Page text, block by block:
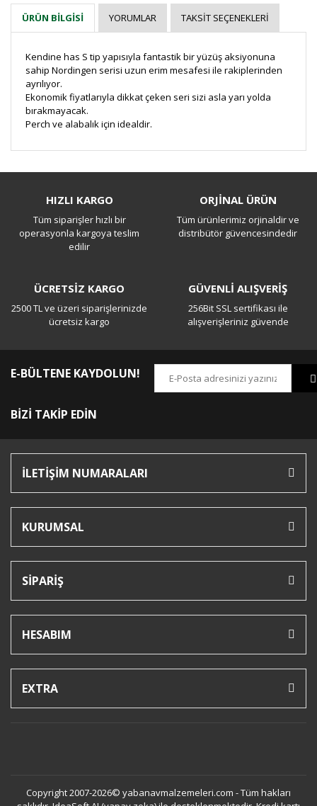
ÜRÜN BILGISI YORUMLAR TAKSIT SEÇENEKLERI
Kendine has S tip yapısıyla fantastik bir yüzüş aksiyonuna
sahip Nordingen serisi uzun erim mesafesi ile rakiplerinden
ayrılıyor.
Ekonomik fiyatlarıyla dikkat çeken seri sizi asla yarı yolda
bırakmayacak.
Perch ve alabalık için idealdir.
Yorum Yaz
HIZLI KARGO
Tüm siparişler hızlı bir
operasyonla kargoya teslim
edilir
ORJİNAL ÜRÜN
Tüm ürünlerimiz orjinaldir ve
distribütör güvencesindedir
ÜCRETSİZ KARGO
2500 TL ve üzeri siparişlerinizde
ücretsiz kargo
GÜVENLİ ALIŞVERİŞ
256Bit SSL sertifikası ile
alışverişleriniz güvende
E-BÜLTENE KAYDOLUN!
BİZİ TAKİP EDİN
İLETİŞİM NUMARALARI
KURUMSAL
SİPARİŞ
HESABIM
EXTRA
Copyright 2007-2026© yabanavmalzemeleri.com - Tüm hakları